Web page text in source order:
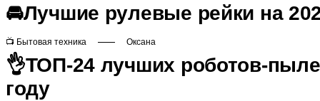
🚘Лучшие рулевые рейки на
📺 Бытовая техника Оксана
👌ТОП-24 лучших роботов-
году